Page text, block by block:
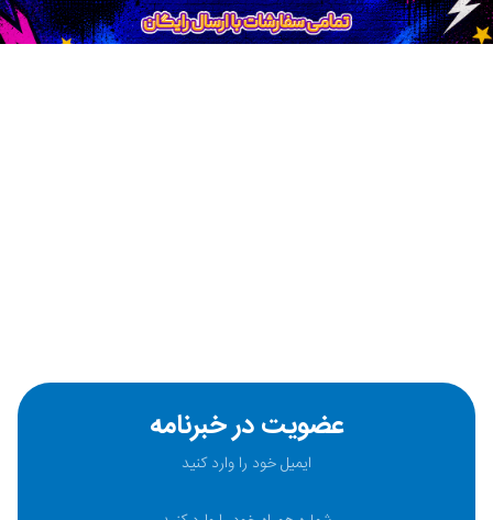
عضویت در خبرنامه